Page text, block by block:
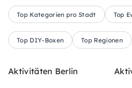
Top Kategorien pro Stadt Top
Top DIY-Boxen Top Regionen
Aktivitäten Berlin